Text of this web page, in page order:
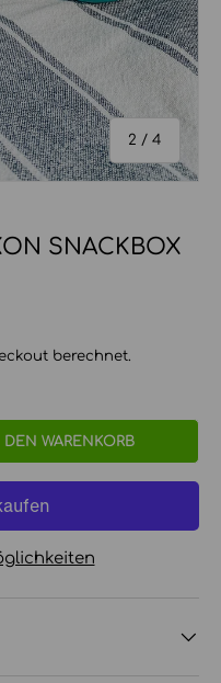
2 / von
4
SNACKBOX
berechnet.
DEN WARENKORB